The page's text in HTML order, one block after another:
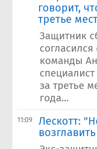
говорит,
третье
Защитник
команды
за третье
года...
11:09
Лескотт: